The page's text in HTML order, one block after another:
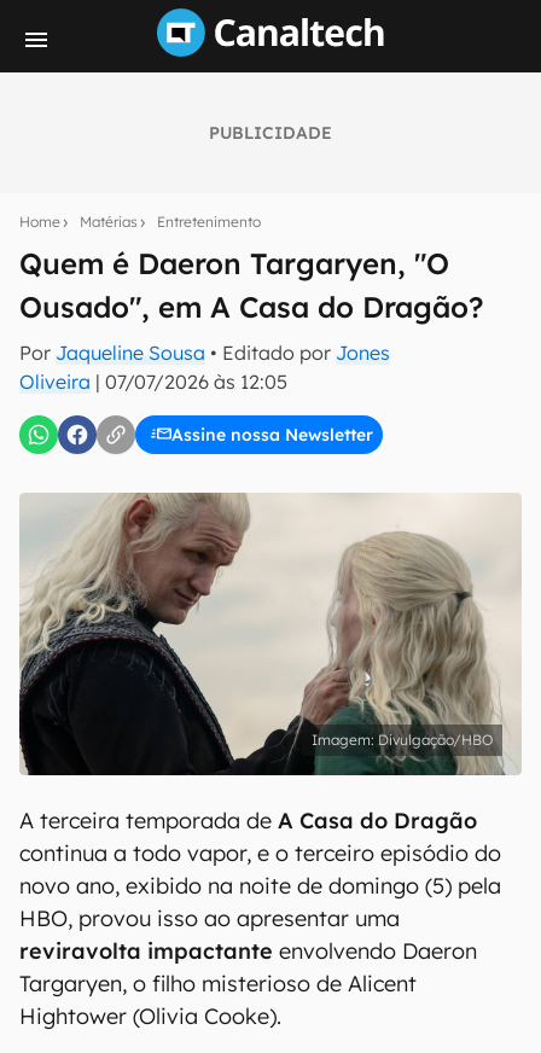
PUBLICIDADE
Home Matérias Entretenimento
Quem é Daeron Targaryen, "O
Ousado", em A Casa do Dragão?
Por Jaqueline Sousa • Editado por Jones
Oliveira | 07/07/2026 às 12:05
Assine nossa Newsletter
notícias e reviews sobre tecnologia em primeira
E-mail
Uso e Política de Privacidade do Canaltech.
Divulgação/HBO
A terceira temporada de A Casa do Dragão
continua a todo vapor, e o terceiro episódio do
novo ano, exibido na noite de domingo (5) pela
HBO, provou isso ao apresentar uma
reviravolta impactante envolvendo Daeron
Targaryen, o filho misterioso de Alicent
Hightower (Olivia Cooke).